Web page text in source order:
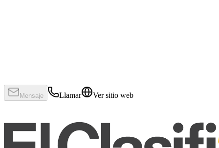
Mensaje Llamar Ver sitio web